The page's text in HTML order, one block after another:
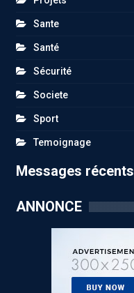
Sante
Santé
Sécurité
Societe
Sport
Temoignage
Messages récents
ANNONCE